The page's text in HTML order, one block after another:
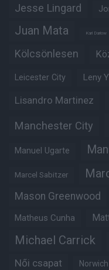
Jesse Lingard
Juan Mata Karl Darlow
Kölcsönlesen
Leicester City Leny
Lisandro Martinez
Manchester City
Manuel Ugarte
Marcel Sabitzer
Mason Greenwood
Matheus Cunha
Michael Carrick
Női csapat